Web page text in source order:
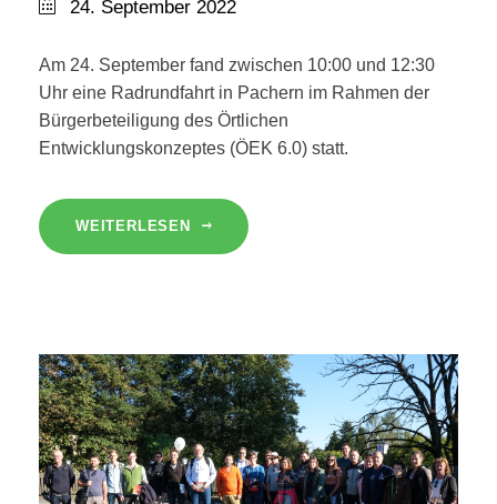
24. September 2022
Am 24. September fand zwischen 10:00 und 12:30
Uhr eine Radrundfahrt in Pachern im Rahmen der
Bürgerbeteiligung des Örtlichen
Entwicklungskonzeptes (ÖEK 6.0) statt.
WEITERLESEN